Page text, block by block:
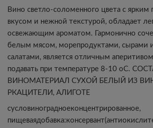
Вино светло-соломенного цвета с ярким
вкусом и нежной текстурой, обладает
освежающим ароматом. Гармонично
белым мясом, морепродуктами, сырами
салатами, является отличным
подавать при температуре 8-10 oС.
ВИНОМАТЕРИАЛ СУХОЙ БЕЛЫЙ ИЗ
РКАЦИТЕЛИ, АЛИГОТЕ
сусловиноградноеконцентрированное,